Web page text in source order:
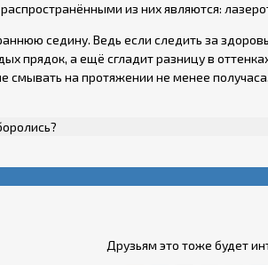
из них являются:
седину. Ведь если следить за
прядок, а ещё сгладит разницу в
на протяжении не менее
Друзьям это тоже будет